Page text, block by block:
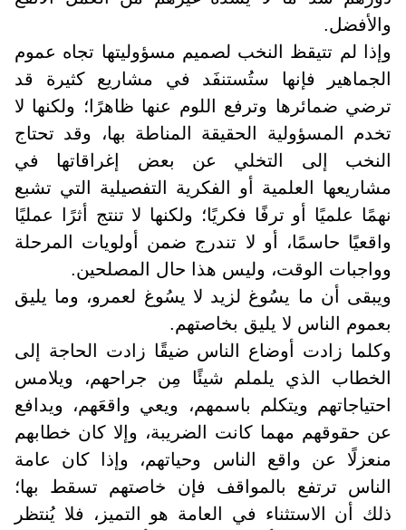
والأفضل.
وإذا لم تتيقظ النخب لصميم مسؤوليتها تجاه عموم
الجماهير فإنها ستُستنفَد في مشاريع كثيرة قد
ترضي ضمائرها وترفع اللوم عنها ظاهرًا؛ ولكنها لا
تخدم المسؤولية الحقيقة المناطة بها، وقد تحتاج
النخب إلى التخلي عن بعض إغراقاتها في
مشاريعها العلمية أو الفكرية التفصيلية التي تشبع
نهمًا علميًا أو ترفًا فكريًا؛ ولكنها لا تنتج أثرًا عمليًا
واقعيًا حاسمًا، أو لا تندرج ضمن أولويات المرحلة
وواجبات الوقت، وليس هذا حال المصلحين.
ويبقى أن ما يسُوغ لزيد لا يسُوغ لعمرو، وما يليق
بعموم الناس لا يليق بخاصتهم.
وكلما زادت أوضاع الناس ضيقًا زادت الحاجة إلى
الخطاب الذي يلملم شيئًا مِن جراحهم، ويلامس
احتياجاتهم ويتكلم باسمهم، ويعي واقعَهم، ويدافع
عن حقوقهم مهما كانت الضريبة، وإلا كان خطابهم
منعزلًا عن واقع الناس وحياتهم، وإذا كان عامة
الناس ترتفع بالمواقف فإن خاصتهم تسقط بها؛
ذلك أن الاستثناء في العامة هو التميز، فلا يُنتظر